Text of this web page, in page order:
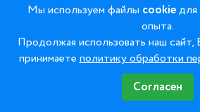
585
В корзину
Мы используем файлы cookieдля
опыта.
Продолжая использовать наш сайт,
принимаетеполитику обработки
Согласен